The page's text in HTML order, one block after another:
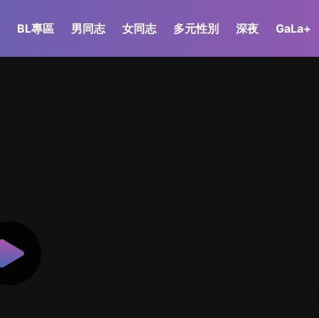
BL專區 男同志 女同志 多元性別 深夜 GaLa+